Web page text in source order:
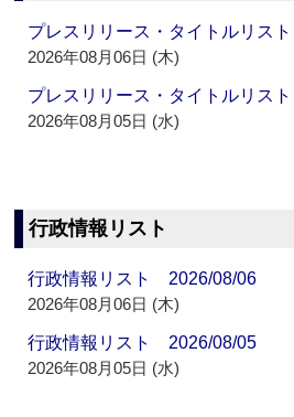
プレスリリース・タイトルリス
2026年08月06日 (木)
プレスリリース・タイトルリス
2026年08月05日 (水)
行政情報リスト
行政情報リスト 2026/08/06
2026年08月06日 (木)
行政情報リスト 2026/08/05
2026年08月05日 (水)